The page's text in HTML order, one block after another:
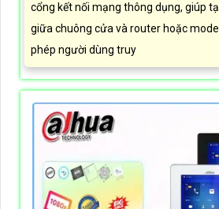
cổng kết nối mạng thông dụng, giúp
giữa chuông cửa và router hoặc
phép người dùng truy